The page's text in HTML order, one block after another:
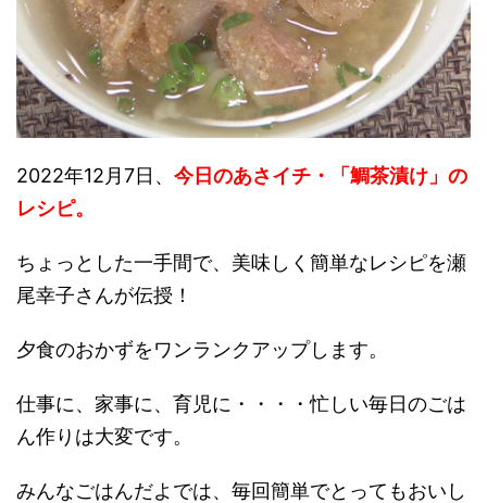
2022年12月7日、 今日のあさイチ・「鯛茶漬け」の
レシピ。
ちょっとした一手間で、美味しく簡単なレシピを瀬
尾幸子さんが伝授！
夕食のおかずをワンランクアップします。
仕事に、家事に、育児に・・・・忙しい毎日のごは
ん作りは大変です。
みんなごはんだよでは、毎回簡単でとってもおいし